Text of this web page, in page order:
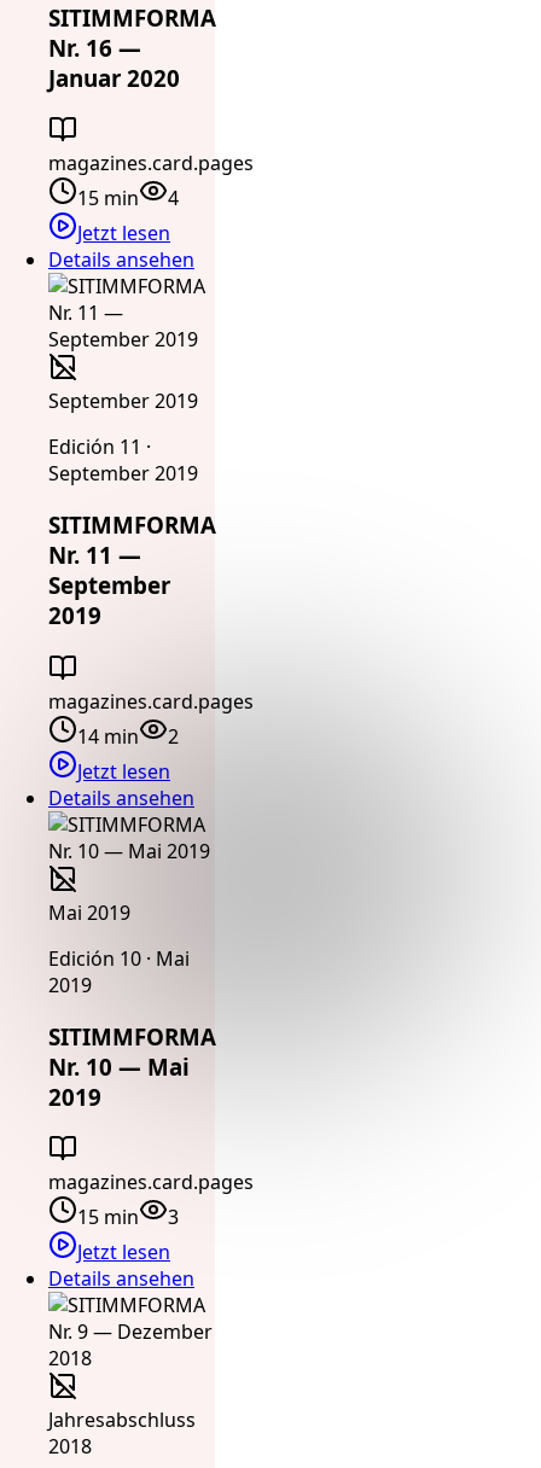
SITIMMFORMA
Nr. 16 —
Januar 2020
magazines.card.pages
15 min
4
Jetzt lesen
Details ansehen
September 2019
Edición 11 ·
September 2019
SITIMMFORMA
Nr. 11 —
September
2019
magazines.card.pages
14 min
2
Jetzt lesen
Details ansehen
Mai 2019
Edición 10 · Mai
2019
SITIMMFORMA
Nr. 10 — Mai
2019
magazines.card.pages
15 min
3
Jetzt lesen
Details ansehen
Jahresabschluss
2018